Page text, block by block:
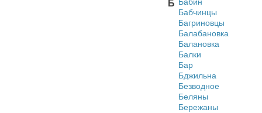
Б Бабин
Бабчинцы
Багриновцы
Балабановка
Балановка
Балки
Бар
Бджильна
Безводное
Беляны
Бережаны